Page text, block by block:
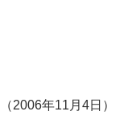
（2006年11月4日）